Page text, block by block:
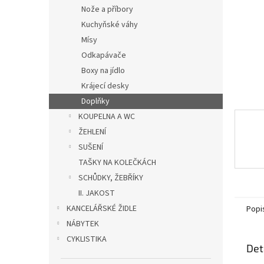
Nože a příbory
Kuchyňské váhy
Mísy
Odkapávače
Boxy na jídlo
Krájecí desky
Doplňky
KOUPELNA A WC
ŽEHLENÍ
SUŠENÍ
TAŠKY NA KOLEČKÁCH
SCHŮDKY, ŽEBŘÍKY
II. JAKOST
KANCELÁŘSKÉ ŽIDLE
NÁBYTEK
CYKLISTIKA